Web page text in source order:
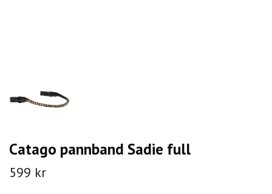
Catago pannband Sadie full
599 kr